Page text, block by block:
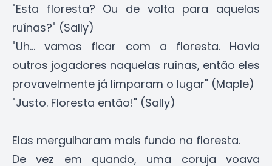
"Esta floresta? Ou de volta para aquelas
ruínas?" (Sally)
"Uh... vamos ficar com a floresta. Havia
outros jogadores naquelas ruínas, então eles
provavelmente já limparam o lugar" (Maple)
"Justo. Floresta então!" (Sally)
Elas mergulharam mais fundo na floresta.
De vez em quando, uma coruja voava